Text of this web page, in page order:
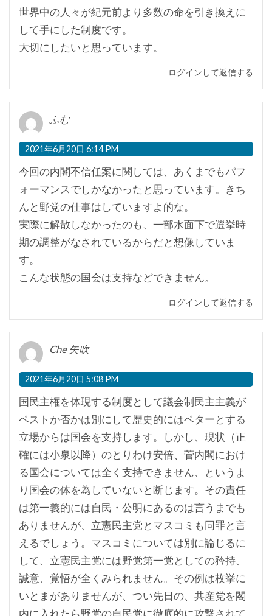
世界中の人々が紀元前より多数の命を引き換えに
して手にした制度です。
大切にしたいと思っています。
ログインして返信する
ふむ
2021年6月20日 6:14 PM
今回の内閣不信任案に関しては、あくまでもパフ
ォーマンスでしかなかったと思っています。きち
んと野党の仕事はしていますよ的な。
実際に解散しなかったのも、一部水面下で選挙時
期の調整がなされているからだと想像していま
す。
こんな状態の国会は支持などできません。
ログインして返信する
Che 矢吹
2021年6月20日 5:08 PM
国民主権を体現する制度として議会制民主主義が
ベストか否かは別にして歴史的にはベターとする
立場からは国会を支持します。しかし、現状（正
確には小泉以降）のとりわけ安倍、菅内閣におけ
る国会については全く支持できません、というよ
り国会の体を為していないと断じます。その責任
は第一義的には自民・公明にあるのは言うまでも
ありませんが、立憲民主党とマスコミも同罪と言
えるでしょう。マスコミについては別に論じるに
して、立憲民主党には野党第一党としての矜持、
誠意、覚悟が全くみられません。その例は枚挙に
いとまがありませんが、つい先日の、共産党を閣
内に入れたら野党の自民党に徹底的に攻撃されて